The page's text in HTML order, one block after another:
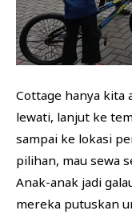
Cottage hanya kita
lewati, lanjut ke
sampai ke lokasi
pilihan, mau sewa
Anak-anak jadi
mereka putuskan